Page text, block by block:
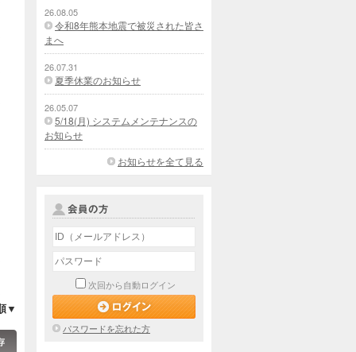
▼
26.08.05
令和8年熊本地震で被災された皆さ
まへ
26.07.31
夏季休業のお知らせ
26.05.07
5/18(月) システムメンテナンスの
お知らせ
お知らせを全て見る
次回から自動ログイン
パスワードを忘れた方